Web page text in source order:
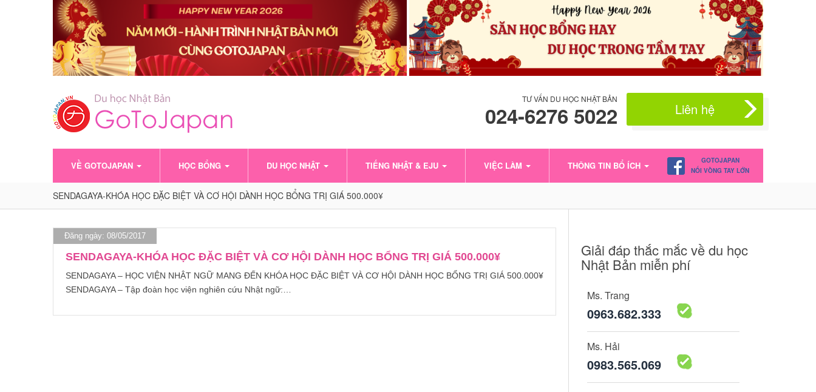
TƯ VẤN DU HỌC NHẬT BẢN
024-6276 5022 Liên hệ
VỀ GOTOJAPAN HỌC BỔNG DU HỌC NHẬT TIẾNG NHẬT & EJU VIỆC LÀM THÔNG TIN BỔ ÍCH
GOTOJAPAN
NỐI VÒNG TAY LỚN
SENDAGAYA-KHÓA HỌC ĐẶC BIỆT VÀ CƠ HỘI DÀNH HỌC BỔNG TRỊ GIÁ 500.000¥
Đăng ngày: 08/05/2017
SENDAGAYA-KHÓA HỌC ĐẶC BIỆT VÀ CƠ HỘI DÀNH HỌC BỔNG TRỊ GIÁ 500.000¥
SENDAGAYA – HỌC VIỆN NHẬT NGỮ MANG ĐẾN KHÓA HỌC ĐẶC BIỆT VÀ CƠ HỘI DÀNH HỌC BỔNG TRỊ GIÁ 500.000¥
SENDAGAYA – Tập đoàn học viện nghiên cứu Nhật ngữ:…
Giải đáp thắc mắc về du học
Nhật Bản miễn phí
Ms. Trang
0963.682.333
Ms. Hải
0983.565.069